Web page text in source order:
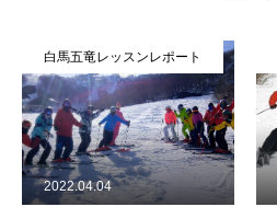
白馬五竜レッスンレポート
2022.04.04